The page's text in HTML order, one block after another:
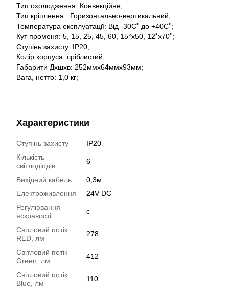
Тип охолодження: Конвекційне;
Тип кріплення : Горизонтально-вертикальний;
Температура експлуатації: Від -30С˚ до +40С˚;
Кут променя: 5, 15, 25, 45, 60, 15°x50, 12˚x70˚;
Ступінь захисту: IP20;
Колір корпуса: сріблистий;
Габарити Дхшхв: 252ммх64ммх93мм;
Вага, нетто: 1,0 кг;
Характеристики
Ступінь захисту
IP20
Кількість
світлодіодів
6
Вихідний кабель
0,3м
Електроживлення
24V DC
Регулювання
яскравості
є
Світловий потік
RED, лм
278
Світловий потік
Green, лм
412
Світловий потік
Blue, лм
110